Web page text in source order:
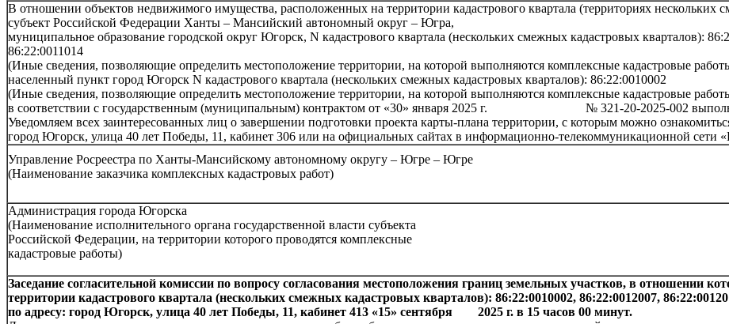
В отношении объектов недвижимого имущества, расположенных на территории кадастрового квартала (территориях нескольких
субъект Российской Федерации Ханты – Мансийский автономный округ – Югра,
муниципальное образование городской округ Югорск, N кадастрового квартала (нескольких смежных кадастровых кварталов):
86:22:0011014
(Иные сведения, позволяющие определить местоположение территории, на которой выполняются комплексные кадастровые
населенный пункт город Югорск N кадастрового квартала (нескольких смежных кадастровых кварталов): 86:22:0010002
(Иные сведения, позволяющие определить местоположение территории, на которой выполняются комплексные кадастровые
в соответствии с государственным (муниципальным) контрактом от «30» января 2025 г. № 321-20-2025-002
Уведомляем всех заинтересованных лиц о завершении подготовки проекта карты-плана территории, с которым можно
город Югорск, улица 40 лет Победы, 11, кабинет 306 или на официальных сайтах в информационно-телекоммуникационной сети
Управление Росреестра по Ханты-Мансийскому автономному округу – Югре – Югре
(Наименование заказчика комплексных кадастровых работ)
Администрация города Югорска
(Наименование исполнительного органа государственной власти субъекта
Российской Федерации, на территории которого проводятся комплексные
кадастровые работы)
Заседание согласительной комиссии по вопросу согласования местоположения границ земельных участков, в отношении
территории кадастрового квартала (нескольких смежных кадастровых кварталов): 86:22:0010002, 86:22:0012007,
по адресу: город Югорск, улица 40 лет Победы, 11, кабинет 413 «15» сентября 2025 г. в 15 часов 00 минут.